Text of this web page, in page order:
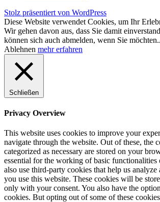
Stolz präsentiert von WordPress
Diese Website verwendet Cookies, um Ihr
Wir gehen davon aus, dass Sie damit
können sich auch abmelden, wenn Sie möchten.
Ablehnen mehr erfahren
Schließen
Privacy Overview
This website uses cookies to improve your
navigate through the website. Out of these, the
categorized as necessary are stored on your
essential for the working of basic functionalities
also use third-party cookies that help us
you use this website. These cookies will be
only with your consent. You also have the
cookies. But opting out of some of these